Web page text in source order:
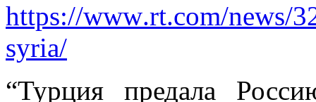
https://www.rt.com/news/
syria/
“Турция предала